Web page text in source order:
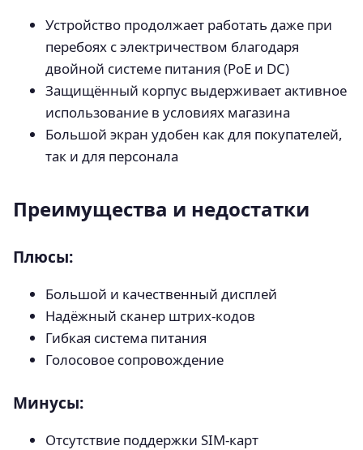
Устройство продолжает работать даже при
перебоях с электричеством благодаря
двойной системе питания (PoE и DC)
Защищённый корпус выдерживает активное
использование в условиях магазина
Большой экран удобен как для покупателей,
так и для персонала
Преимущества и недостатки
Плюсы:
Большой и качественный дисплей
Надёжный сканер штрих-кодов
Гибкая система питания
Голосовое сопровождение
Минусы:
Отсутствие поддержки SIM-карт